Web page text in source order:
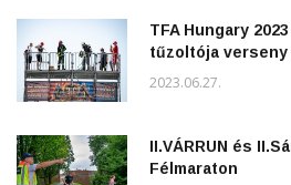
TFA Hungary
tűzoltója verseny
2023.06.27.
II.VÁRRUN és
Félmaraton